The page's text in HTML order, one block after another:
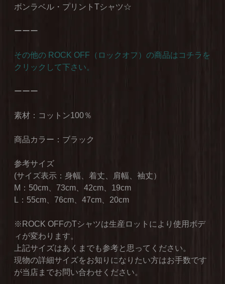
ボンラベル・プリントTシャツ☆
ーーー
その他の ROCK OFF（ロックオフ）の商品はコチラを
クリックして下さい。
ーーー
素材：コットン100％
商品カラー：ブラック
参考サイズ
(サイズ表示：身幅、着丈、肩幅、袖丈）
M：50cm、73cm、42cm、19cm
L：55cm、76cm、47cm、20cm
※ROCK OFFのTシャツは生産ロットにより使用ボデ
ィが変わります。
上記サイズはあくまでも参考と思ってください。
現物の詳細サイズをお知りになりたい方はお手数です
が当店までお問い合わせください。